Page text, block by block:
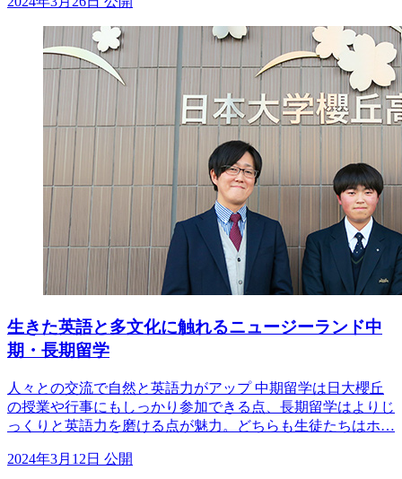
生きた英語と多文化に触れるニュージーランド中
期・長期留学
人々との交流で自然と英語力がアップ 中期留学は日大櫻丘
の授業や行事にもしっかり参加できる点、長期留学はよりじ
っくりと英語力を磨ける点が魅力。どちらも生徒たちはホ…
2024年3月12日 公開